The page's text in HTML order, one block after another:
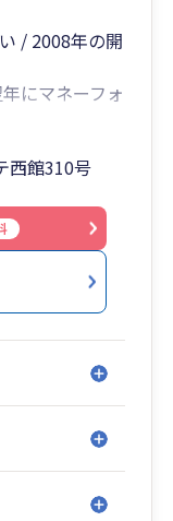
/ 2008年の開
にマネーフォ
/ 2016年より
/ これも開業
西館310号